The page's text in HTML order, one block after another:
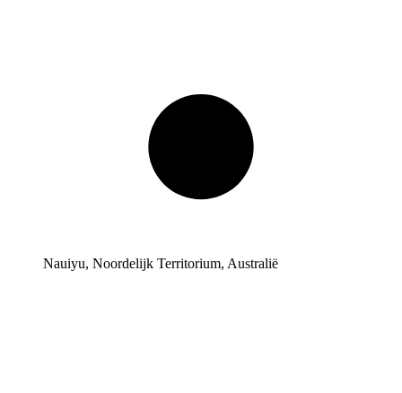
Nauiyu, Noordelijk Territorium, Australië